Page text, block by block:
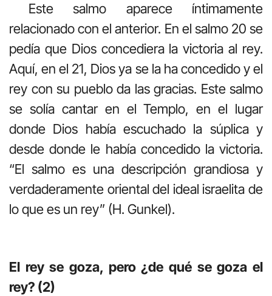
Este salmo aparece íntimamente
relacionado con el anterior. En el salmo 20 se
pedía que Dios concediera la victoria al rey.
Aquí, en el 21, Dios ya se la ha concedido y el
rey con su pueblo da las gracias. Este salmo
se solía cantar en el Templo, en el lugar
donde Dios había escuchado la súplica y
desde donde le había concedido la victoria.
“El salmo es una descripción grandiosa y
verdaderamente oriental del ideal israelita de
lo que es un rey” (H. Gunkel).
El rey se goza, pero ¿de qué se goza el
rey? (2)